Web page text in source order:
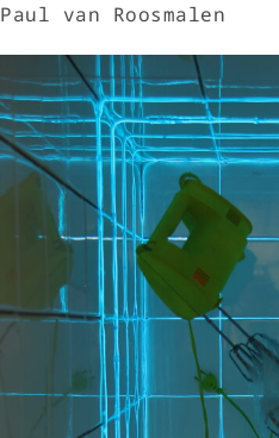
Paul van Roosmalen